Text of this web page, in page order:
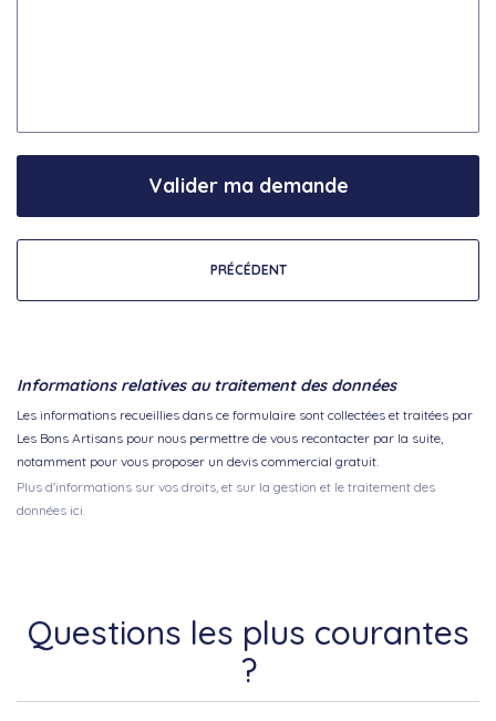
PRÉCÉDENT
Valider ma demande
Informations relatives au traitement des données
Les informations recueillies dans ce formulaire sont collectées et traitées par
Les Bons Artisans pour nous permettre de vous recontacter par la suite,
notamment pour vous proposer un devis commercial gratuit.
Plus d'informations sur vos droits, et sur la gestion et le traitement des
données ici.
Questions les plus courantes
?